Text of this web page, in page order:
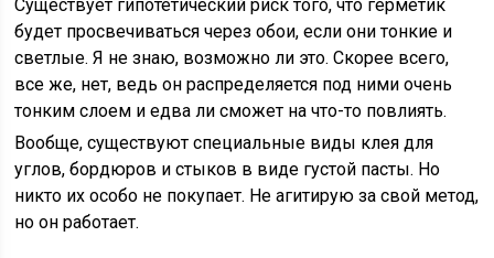
Существует гипотетический риск того, что герметик
будет просвечиваться через обои, если они тонкие и
светлые. Я не знаю, возможно ли это. Скорее всего,
все же, нет, ведь он распределяется под ними очень
тонким слоем и едва ли сможет на что-то повлиять.
Вообще, существуют специальные виды клея для
углов, бордюров и стыков в виде густой пасты. Но
никто их особо не покупает. Не агитирую за свой метод,
но он работает.